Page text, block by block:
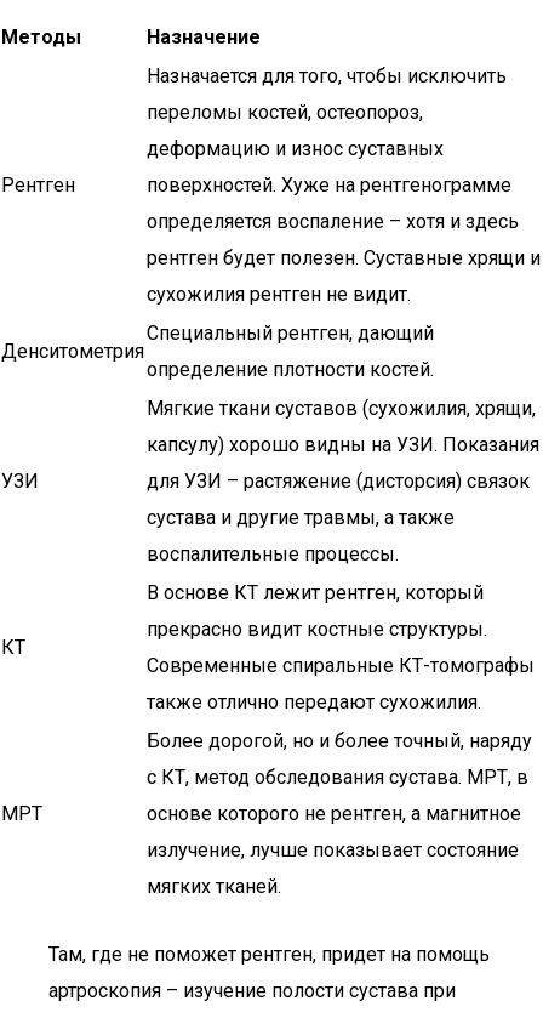
Методы Назначение
Рентген
Назначается для того, чтобы исключить
переломы костей, остеопороз,
деформацию и износ суставных
поверхностей. Хуже на рентгенограмме
определяется воспаление – хотя и здесь
рентген будет полезен. Суставные хрящи и
сухожилия рентген не видит.
Денситометрия
Специальный рентген, дающий
определение плотности костей.
УЗИ
Мягкие ткани суставов (сухожилия, хрящи,
капсулу) хорошо видны на УЗИ. Показания
для УЗИ – растяжение (дисторсия) связок
сустава и другие травмы, а также
воспалительные процессы.
КТ
В основе КТ лежит рентген, который
прекрасно видит костные структуры.
Современные спиральные КТ-томографы
также отлично передают сухожилия.
МРТ
Более дорогой, но и более точный, наряду
с КТ, метод обследования сустава. МРТ, в
основе которого не рентген, а магнитное
излучение, лучше показывает состояние
мягких тканей.
Там, где не поможет рентген, придет на помощь
артроскопия – изучение полости сустава при